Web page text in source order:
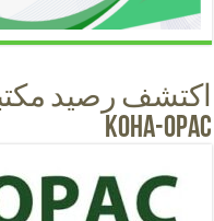
اكتشف رصيد
KOHA-OPAC